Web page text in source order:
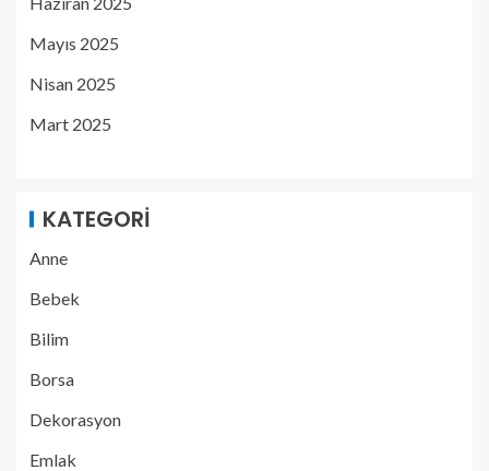
Mayıs 2025
Nisan 2025
Mart 2025
KATEGORI
Anne
Bebek
Bilim
Borsa
Dekorasyon
Emlak